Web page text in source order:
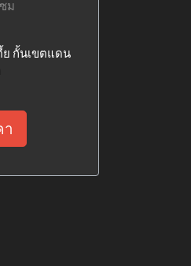
ม
ย กั้นเขตแดน
า